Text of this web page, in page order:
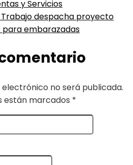
y Servicios
Trabajo despacha proyecto
embarazadas
no será publicada.
están marcados *